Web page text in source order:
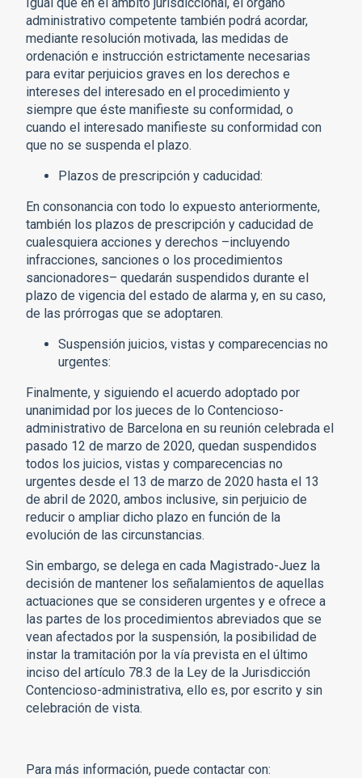
administrativo competente también podrá acordar,
mediante resolución motivada, las medidas de
ordenación e instrucción estrictamente necesarias
para evitar perjuicios graves en los derechos e
intereses del interesado en el procedimiento y
siempre que éste manifieste su conformidad, o
cuando el interesado manifieste su conformidad con
que no se suspenda el plazo.
Plazos de prescripción y caducidad:
En consonancia con todo lo expuesto anteriormente,
también los plazos de prescripción y caducidad de
cualesquiera acciones y derechos –incluyendo
infracciones, sanciones o los procedimientos
sancionadores– quedarán suspendidos durante el
plazo de vigencia del estado de alarma y, en su caso,
de las prórrogas que se adoptaren.
Suspensión juicios, vistas y comparecencias no
urgentes:
Finalmente, y siguiendo el acuerdo adoptado por
unanimidad por los jueces de lo Contencioso-
administrativo de Barcelona en su reunión celebrada el
pasado 12 de marzo de 2020, quedan suspendidos
todos los juicios, vistas y comparecencias no
urgentes desde el 13 de marzo de 2020 hasta el 13
de abril de 2020, ambos inclusive, sin perjuicio de
reducir o ampliar dicho plazo en función de la
evolución de las circunstancias.
Sin embargo, se delega en cada Magistrado-Juez la
decisión de mantener los señalamientos de aquellas
actuaciones que se consideren urgentes y e ofrece a
las partes de los procedimientos abreviados que se
vean afectados por la suspensión, la posibilidad de
instar la tramitación por la vía prevista en el último
inciso del artículo 78.3 de la Ley de la Jurisdicción
Contencioso-administrativa, ello es, por escrito y sin
celebración de vista.
Para más información, puede contactar con: